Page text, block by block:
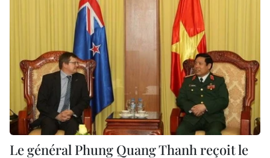
Le général Phung Quang Thanh reçoit le